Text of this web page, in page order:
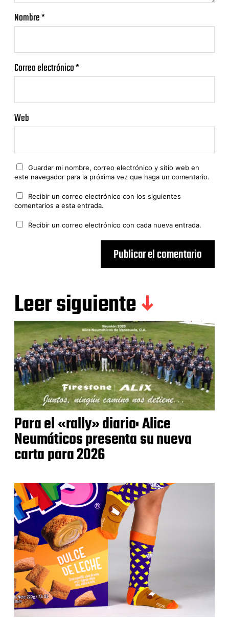
Nombre*
Correo electrónico*
Web
Guardar mi nombre, correo electrónico y sitio web en
este navegador para la próxima vez que haga un comentario.
Recibir un correo electrónico con los siguientes
comentarios a esta entrada.
Recibir un correo electrónico con cada nueva entrada.
Leer siguiente
Para el «rally» diario: Alice
Neumáticos presenta su nueva
carta para 2026